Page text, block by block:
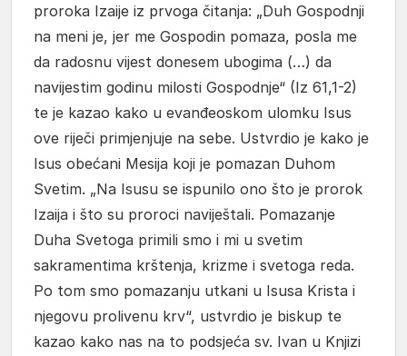
proroka Izaije iz prvoga čitanja: „Duh Gospodnji
na meni je, jer me Gospodin pomaza, posla me
da radosnu vijest donesem ubogima (…) da
navijestim godinu milosti Gospodnje“ (Iz 61,1-2)
te je kazao kako u evanđeoskom ulomku Isus
ove riječi primjenjuje na sebe. Ustvrdio je kako je
Isus obećani Mesija koji je pomazan Duhom
Svetim. „Na Isusu se ispunilo ono što je prorok
Izaija i što su proroci naviještali. Pomazanje
Duha Svetoga primili smo i mi u svetim
sakramentima krštenja, krizme i svetoga reda.
Po tom smo pomazanju utkani u Isusa Krista i
njegovu prolivenu krv“, ustvrdio je biskup te
kazao kako nas na to podsjeća sv. Ivan u Knjizi